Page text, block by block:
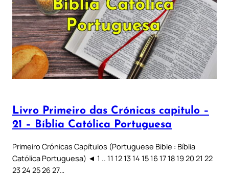
Livro Primeiro das Crónicas capitulo –
21 – Bíblia Católica Portuguesa
Primeiro Crónicas Capítulos (Portuguese Bible : Bíblia
Católica Portuguesa) ◄ 1 .. 11 12 13 14 15 16 17 18 19 20 21 22
23 24 25 26 27…